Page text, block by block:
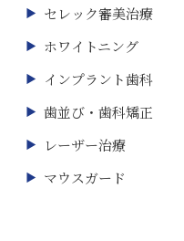
セレック審美治療
ホワイトニング
インプラント歯科
歯並び・歯科矯正
レーザー治療
マウスガード